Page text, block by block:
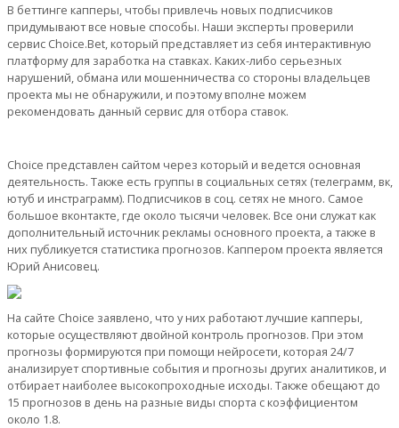
В беттинге капперы, чтобы привлечь новых подписчиков
придумывают все новые способы. Наши эксперты проверили
сервис Choice.Bet, который представляет из себя интерактивную
платформу для заработка на ставках. Каких-либо серьезных
нарушений, обмана или мошенничества со стороны владельцев
проекта мы не обнаружили, и поэтому вполне можем
рекомендовать данный сервис для отбора ставок.
Choice представлен сайтом через который и ведется основная
деятельность. Также есть группы в социальных сетях (телеграмм, вк,
ютуб и инстраграмм). Подписчиков в соц. сетях не много. Самое
большое вконтакте, где около тысячи человек. Все они служат как
дополнительный источник рекламы основного проекта, а также в
них публикуется статистика прогнозов. Каппером проекта является
Юрий Анисовец.
На сайте Choice заявлено, что у них работают лучшие капперы,
которые осуществляют двойной контроль прогнозов. При этом
прогнозы формируются при помощи нейросети, которая 24/7
анализирует спортивные события и прогнозы других аналитиков, и
отбирает наиболее высокопроходные исходы. Также обещают до
15 прогнозов в день на разные виды спорта с коэффициентом
около 1.8.